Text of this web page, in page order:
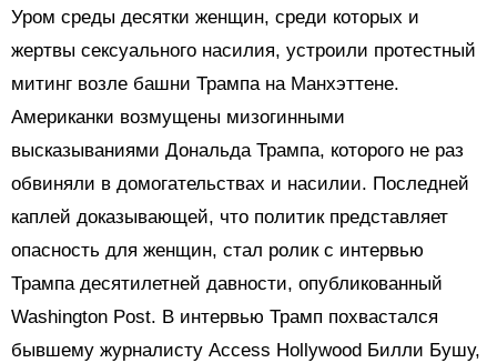
Уром среды десятки женщин, среди которых и
жертвы сексуального насилия, устроили протестный
митинг возле башни Трампа на Манхэттене.
Американки возмущены мизогинными
высказываниями Дональда Трампа, которого не раз
обвиняли в домогательствах и насилии. Последней
каплей доказывающей, что политик представляет
опасность для женщин, стал ролик с интервью
Трампа десятилетней давности, опубликованный
Washington Post. В интервью Трамп похвастался
бывшему журналисту Access Hollywood Билли Бушу,